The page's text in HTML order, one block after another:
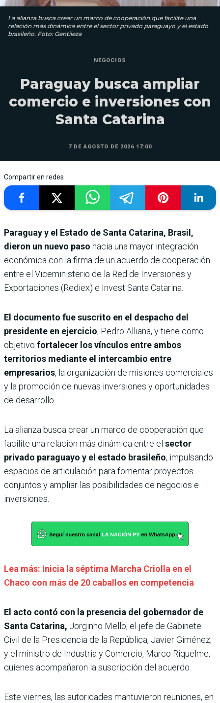
La alianza busca crear un marco de cooperación que facilite una
relación más dinámica entre el sector privado paraguayo y el estado
brasileño. Foto: Gentileza
NEGOCIOS
Paraguay busca ampliar
comercio e inversiones con
Santa Catarina
7 DE AGOSTO DE 2026 17:00
Compartir en redes
Paraguay y el Estado de Santa Catarina, Brasil,
dieron un nuevo paso hacia una mayor integración
económica con la firma de un acuerdo de cooperación
entre el Viceministerio de la Red de Inversiones y
Exportaciones (Rediex) e Invest Santa Catarina.
El documento fue suscrito en el despacho del
presidente en ejercicio, Pedro Alliana, y tiene como
objetivo fortalecer los vínculos entre ambos
territorios mediante el intercambio entre
empresarios, la organización de misiones comerciales
y la promoción de nuevas inversiones y oportunidades
de desarrollo.
La alianza busca crear un marco de cooperación que
facilite una relación más dinámica entre el sector
privado paraguayo y el estado brasileño, impulsando
espacios de articulación para fomentar proyectos
conjuntos y ampliar las posibilidades de negocios e
inversiones.
Lea más: Inicia la séptima Marcha Criolla en el
Chaco con más de 20 caballos en competencia
El acto contó con la presencia del gobernador de
Santa Catarina, Jorginho Mello; el jefe de Gabinete
Civil de la Presidencia de la República, Javier Giménez;
y el ministro de Industria y Comercio, Marco Riquelme,
quienes acompañaron la suscripción del acuerdo.
Este viernes, las autoridades mantuvieron reuniones, en